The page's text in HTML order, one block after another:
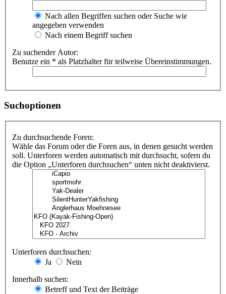
Nach allen Begriffen suchen oder Suche wie
angegeben verwenden
Nach einem Begriff suchen
Zu suchender Autor:
Benutze ein * als Platzhalter für teilweise Übereinstimmungen.
Suchoptionen
Zu durchsuchende Foren:
Wähle das Forum oder die Foren aus, in denen gesucht werden
soll. Unterforen werden automatisch mit durchsucht, sofern du
die Option „Unterforen durchsuchen“ unten nicht deaktivierst.
Unterforen durchsuchen:
Ja
Nein
Innerhalb suchen:
Betreff und Text der Beiträge